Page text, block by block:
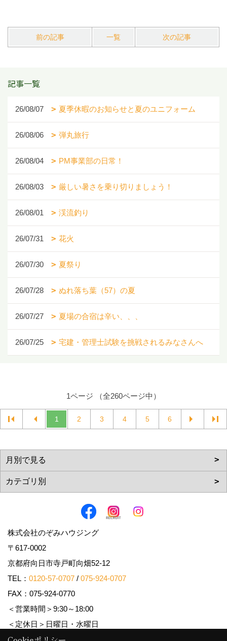
前の記事 一覧 次の記事
記事一覧
26/08/07 夏季休暇のお知らせと夏のユニフォーム
26/08/06 弾丸旅行
26/08/04 PM事業部の日常！
26/08/03 厳しい暑さを乗り切りましょう！
26/08/01 渓流釣り
26/07/31 花火
26/07/30 夏祭り
26/07/28 ぬれ落ち葉（57）の夏
26/07/27 夏場の合宿は辛い、、、
26/07/25 宅建・管理士試験を挑戦されるみなさんへ
1ページ （全260ページ中）
1 2 3 4 5 6
株式会社のぞみハウジング
〒617-0002
京都府向日市寺戸町向畑52-12
TEL： 0120-57-0707 / 075-924-0707
FAX：075-924-0770
＜営業時間＞9:30～18:00
＜定休日＞日曜日・水曜日